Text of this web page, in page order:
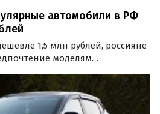
автомобили в РФ
1,5 млн рублей, россияне
моделям
для покупки и продажи